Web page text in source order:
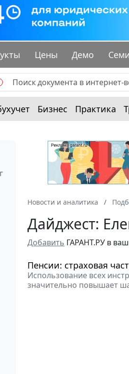
Цены Демо
Бизнес Практика
Новости и аналитика
Дайджест:
Добавить ГАРАНТ.РУ в
Пенсии: страховая
Использование всех
значительно повышает